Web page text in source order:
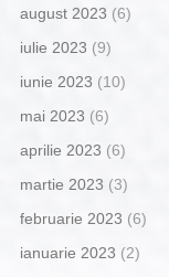
august 2023 (6)
iulie 2023 (9)
iunie 2023 (10)
mai 2023 (6)
aprilie 2023 (6)
martie 2023 (3)
februarie 2023 (6)
ianuarie 2023 (2)